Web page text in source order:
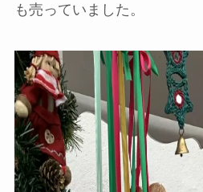
も売っていました。